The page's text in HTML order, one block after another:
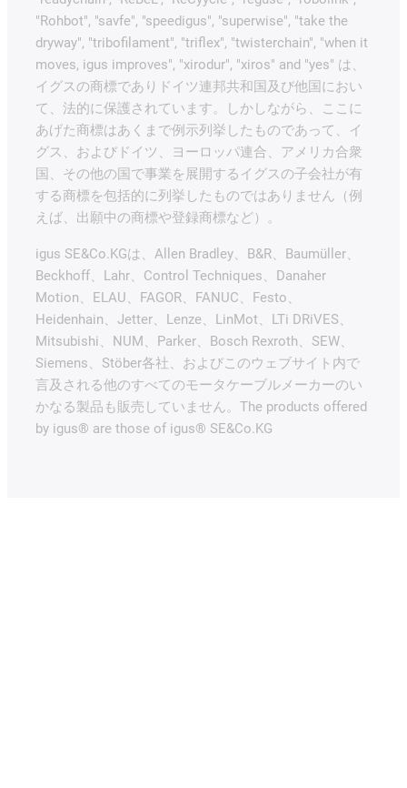
"Rohbot", "savfe", "speedigus", "superwise", "take the
dryway", "tribofilament", "triflex", "twisterchain", "when it
moves, igus improves", "xirodur", "xiros" and "yes" は、
イグスの商標でありドイツ連邦共和国及び他国におい
て、法的に保護されています。しかしながら、ここに
あげた商標はあくまで例示列挙したものであって、イ
グス、およびドイツ、ヨーロッパ連合、アメリカ合衆
国、その他の国で事業を展開するイグスの子会社が有
する商標を包括的に列挙したものではありません（例
えば、出願中の商標や登録商標など）。
igus SE&Co.KGは、Allen Bradley、B&R、Baumüller、
Beckhoff、Lahr、Control Techniques、Danaher
Motion、ELAU、FAGOR、FANUC、Festo、
Heidenhain、Jetter、Lenze、LinMot、LTi DRiVES、
Mitsubishi、NUM、Parker、Bosch Rexroth、SEW、
Siemens、Stöber各社、およびこのウェブサイト内で
言及される他のすべてのモータケーブルメーカーのい
かなる製品も販売していません。The products offered
by igus® are those of igus® SE&Co.KG